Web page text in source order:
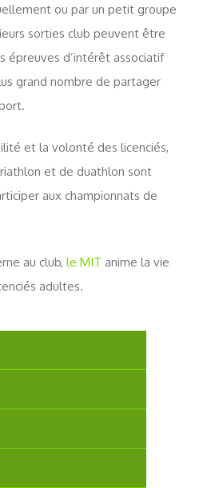
ou par un petit groupe
sorties club peuvent être
épreuves d’intérêt associatif
grand nombre de partager
et la volonté des licenciés,
et de duathlon sont
aux championnats de
au club, le MIT anime la vie
adultes.